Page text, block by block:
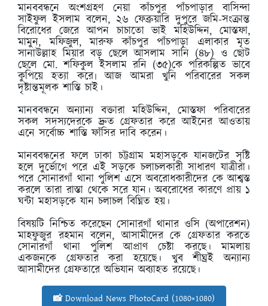
মানববন্ধনে অংশগ্রহণ নেয়া কাঁচপুর পাঁচপাড়ার বাসিন্দা
সাইফুল ইসলাম বলেন, ২৬ ফেব্রুয়ারি দুপুরে জমি-সংক্রান্ত
বিরোধের জেরে আপন চাচাতো ভাই মহিউদ্দিন, মোস্তফা,
মামুন, মফিজুল, মারুফ কাঁচপুর পাঁচপাড়া এলাকার মৃত
সানাউল্লাহ মিয়ার বড় ছেলে আসলাম সানি (৪৮) ও ছোট
ছেলে মো. শফিকুল ইসলাম রনি (৩৫)কে পরিকল্পিত ভাবে
কুপিয়ে হত্যা করে৷ আজ আমরা খুনি পরিবারের সকল
দৃষ্টান্তমূলক শাস্তি চাই।
মানববন্ধনে অন্যান্য বক্তারা মহিউদ্দিন, মোস্তফা পরিবারের
সকল সদস্যদেরকে দ্রুত গ্রেফতার করে আইনের আওতায়
এনে সর্বোচ্চ শাস্তি ফাঁসির দাবি করেন।
মানববন্ধনের ফলে ঢাকা চট্টগ্রাম মহাসড়কে যানজটের সৃষ্টি
হলে দুর্ভোগে পরে এই সড়কে চলাচলকারী সাধারণ যাত্রীরা।
পরে সোনারগাঁ থানা পুলিশ এসে অবরোধকারীদের কে আশ্বস্ত
করলে তারা রাস্তা থেকে সরে যান। অবরোধের কারণে প্রায় ১
ঘন্টা মহাসড়কে যান চলাচল বিঘ্নিত হয়।
বিষয়টি নিশ্চিত করেছেন সোনারগাঁ থানার ওসি (অপারেশন)
মাহফুজুর রহমান বলেন, আসামীদের কে গ্রেফতার করতে
সোনারগাঁ থানা পুলিশ আপ্রাণ চেষ্টা করছে। মামলায়
একজনকে গ্রেফতার করা হয়েছে। খুব শীঘ্রই অন্যান্য
আসামীদের গ্রেফতারে অভিযান অব্যাহত রয়েছে।
📸 Download News PhotoCard (1080×1080)